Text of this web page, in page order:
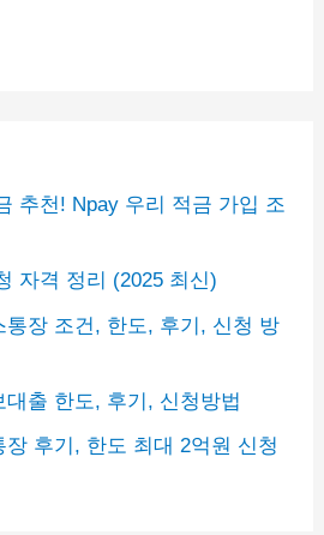
추천! Npay 우리 적금 가입 조
자격 정리 (2025 최신)
통장 조건, 한도, 후기, 신청 방
출 한도, 후기, 신청방법
후기, 한도 최대 2억원 신청